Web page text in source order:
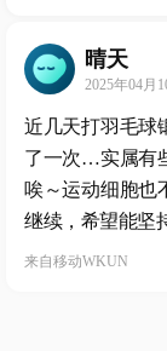
晴天
2025年04月
近几天打羽毛球
了一次…实属有
唉～运动细胞也
继续，希望能坚
来自移动WKUN